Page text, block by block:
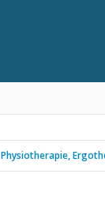
Physiotherapie,